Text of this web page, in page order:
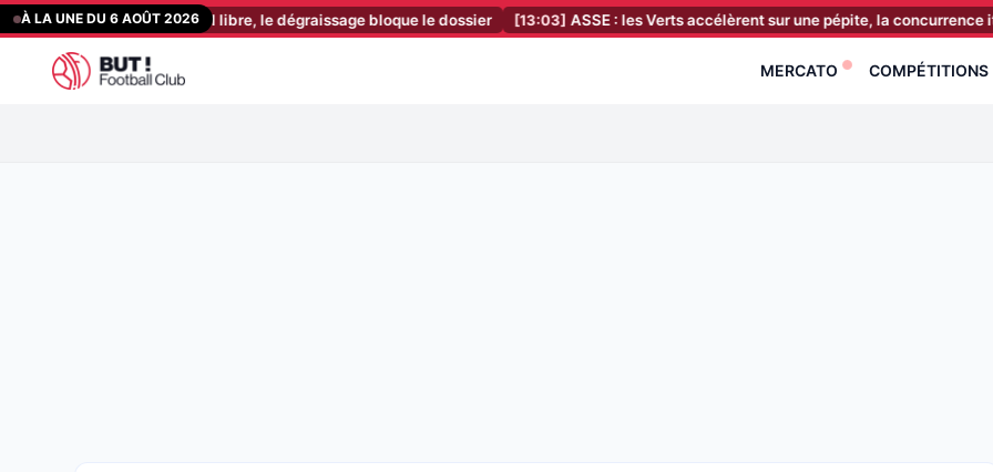
Aller
au
contenu
À LA UNE DU 6 AOÛT 2026
un international libre, le dégraissage bloque le dossier [13:03] ASSE : les Verts accélèrent sur une pépite, la concurrence italienne
MERCATO COMPÉTITIONS